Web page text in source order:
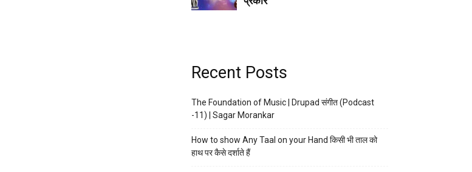
Recent Posts
The Foundation of Music | Drupad संगीत (Podcast
-11) | Sagar Morankar
How to show Any Taal on your Hand किसी भी ताल को
हाथ पर कैसे दर्शाते हैं